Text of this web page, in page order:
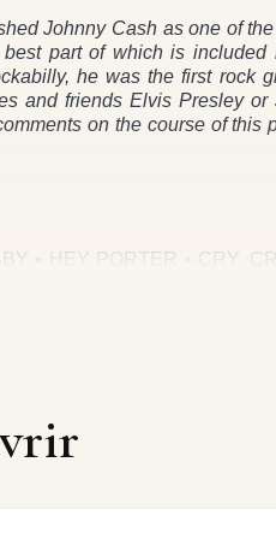
Johnny Cash as one of
part of which is
he was the first rock
and friends Elvis Presley
on the course of
• HEY PORTER • CRY,
YOU GO • DON’T MAKE
THAT WAY •
THOUGHT YOU’D LIKE
JESUS (WHO WAS IT?) •
• PICKIN’ TIME •